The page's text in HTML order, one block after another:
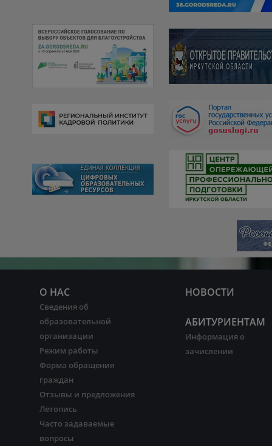
О НАС
Сведения об
образовательной
организации
Режим работы
Форма обращения
граждан
Отзывы и предложения
Летопись
Часто задаваемые
вопросы
НОВОСТИ
АБИТУРИЕНТАМ
Информация о
зачислении